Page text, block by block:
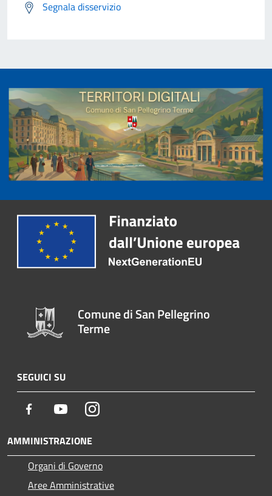
Segnala disservizio
Comune di San Pellegrino
Terme
SEGUICI SU
Facebook YoutubeInstagram
AMMINISTRAZIONE
Organi di Governo
Aree Amministrative